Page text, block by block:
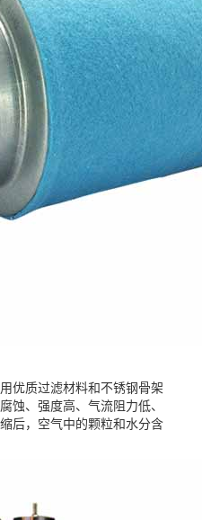
优质过滤材料和不锈钢骨架
蚀、强度高、气流阻力低、
后，空气中的颗粒和水分含